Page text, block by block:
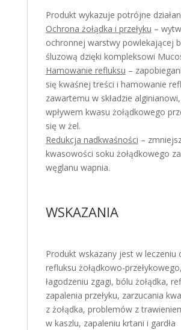
Produkt wykazuje potrójne
Ochrona żołądka i przełyku –
ochronnej warstwy powlekającej
śluzową dzięki kompleksowi
Hamowanie refluksu –
się kwaśnej treści i hamowanie
zawartemu w składzie
wpływem kwasu żołądkowego
się w żel.
Redukcja nadkwaśności –
kwasowości soku żołądkowego
węglanu wapnia.
WSKAZANIA
Produkt wskazany jest w leczeniu
refluksu żołądkowo-
łagodzeniu zgagi, bólu żołądka,
zapalenia przełyku, zarzucania
z żołądka, problemów z
w kaszlu, zapaleniu krtani i gardła